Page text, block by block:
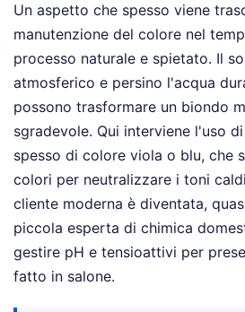
Un aspetto che spesso viene
manutenzione del colore nel
processo naturale e spietato. Il
atmosferico e persino l'acqua
possono trasformare un biondo
sgradevole. Qui interviene l'uso
spesso di colore viola o blu, che
colori per neutralizzare i toni
cliente moderna è diventata,
piccola esperta di chimica
gestire pH e tensioattivi per
fatto in salone.